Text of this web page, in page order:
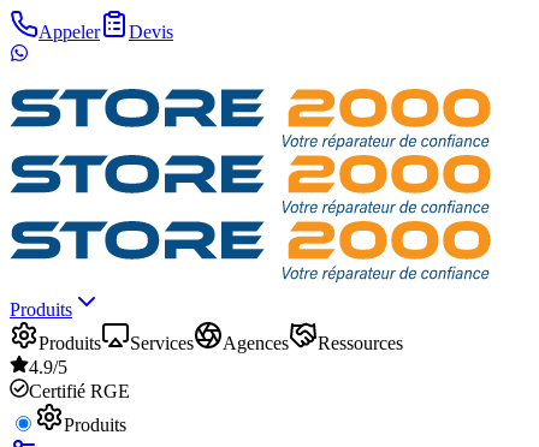
Appeler Devis
Produits
Produits
Services Agences
Ressources
4.9/5
Certifié RGE
Produits